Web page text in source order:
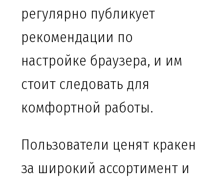
регулярно публикует
рекомендации по
настройке браузера, и им
стоит следовать для
комфортной работы.
Пользователи ценят кракен
за широкий ассортимент и